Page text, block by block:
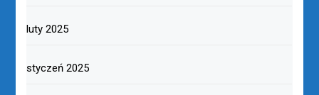
luty 2025
styczeń 2025